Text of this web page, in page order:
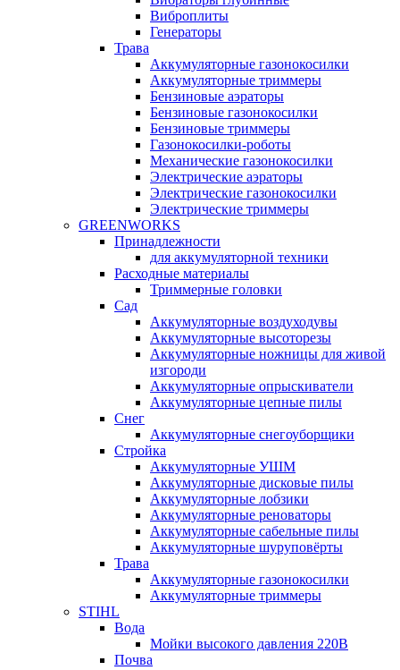
Виброплиты
Генераторы
Трава
Аккумуляторные газонокосилки
Аккумуляторные триммеры
Бензиновые аэраторы
Бензиновые газонокосилки
Бензиновые триммеры
Газонокосилки-роботы
Механические газонокосилки
Электрические аэраторы
Электрические газонокосилки
Электрические триммеры
GREENWORKS
Принадлежности
для аккумуляторной техники
Расходные материалы
Триммерные головки
Сад
Аккумуляторные воздуходувы
Аккумуляторные высоторезы
Аккумуляторные ножницы для живой
изгороди
Аккумуляторные опрыскиватели
Аккумуляторные цепные пилы
Снег
Аккумуляторные снегоуборщики
Стройка
Аккумуляторные УШМ
Аккумуляторные дисковые пилы
Аккумуляторные лобзики
Аккумуляторные реноваторы
Аккумуляторные сабельные пилы
Аккумуляторные шуруповёрты
Трава
Аккумуляторные газонокосилки
Аккумуляторные триммеры
STIHL
Вода
Мойки высокого давления 220В
Почва